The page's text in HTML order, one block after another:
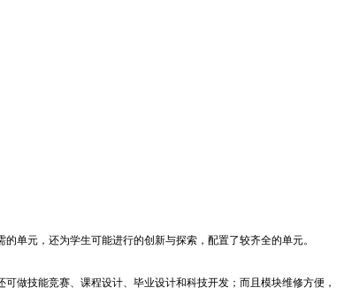
单元，还为学生可能进行的创新与探索，配置了较齐全的单元。
做技能竞赛、课程设计、毕业设计和科技开发；而且模块维修方便，